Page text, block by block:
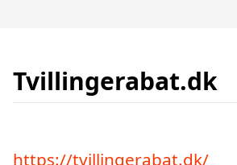
Tvillingerabat.dk
https://tvillingerabat.dk/